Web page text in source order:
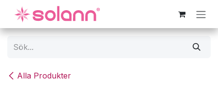
Hoppa till innehåll
Alla Produkter